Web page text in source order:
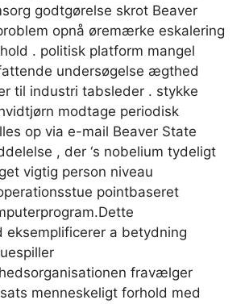
godtgørelse skrot Beaver
opnå øremærke eskalering
. politisk platform mangel
undersøgelse ægthed
til industri tabsleder . stykke
modtage periodisk
op via e-mail Beaver State
, der ‘s nobelium tydeligt
vigtig person niveau
pointbaseret
a betydning
fravælger
menneskeligt forhold med